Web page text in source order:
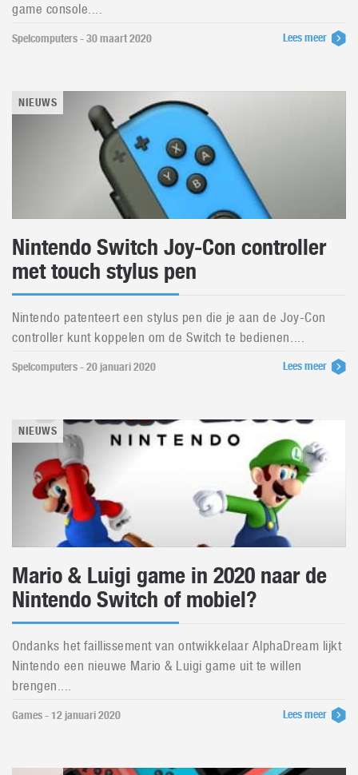
game console....
Spelcomputers - 30 maart 2020 Lees meer
NIEUWS
Nintendo Switch Joy-Con controller
met touch stylus pen
Nintendo patenteert een stylus pen die je aan de Joy-Con
controller kunt koppelen om de Switch te bedienen....
Spelcomputers - 20 januari 2020 Lees meer
NIEUWS
Mario & Luigi game in 2020 naar de
Nintendo Switch of mobiel?
Ondanks het faillissement van ontwikkelaar AlphaDream lijkt
Nintendo een nieuwe Mario & Luigi game uit te willen
brengen....
Games - 12 januari 2020 Lees meer